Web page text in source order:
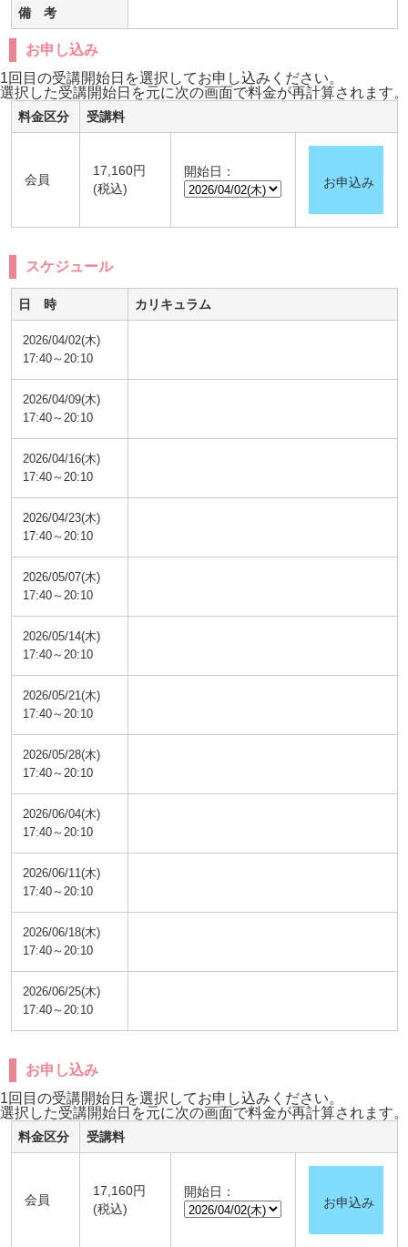
備 考
お申し込み
1回目の受講開始日を選択してお申し込みください。
選択した受講開始日を元に次の画面で料金が再計算されます。
料金区分 受講料
会員
17,160円
(税込)
開始日：
お申込み
スケジュール
日 時 カリキュラム
2026/04/02(木)
17:40～20:10
2026/04/09(木)
17:40～20:10
2026/04/16(木)
17:40～20:10
2026/04/23(木)
17:40～20:10
2026/05/07(木)
17:40～20:10
2026/05/14(木)
17:40～20:10
2026/05/21(木)
17:40～20:10
2026/05/28(木)
17:40～20:10
2026/06/04(木)
17:40～20:10
2026/06/11(木)
17:40～20:10
2026/06/18(木)
17:40～20:10
2026/06/25(木)
17:40～20:10
お申し込み
1回目の受講開始日を選択してお申し込みください。
選択した受講開始日を元に次の画面で料金が再計算されます。
料金区分 受講料
会員
17,160円
(税込)
開始日：
お申込み